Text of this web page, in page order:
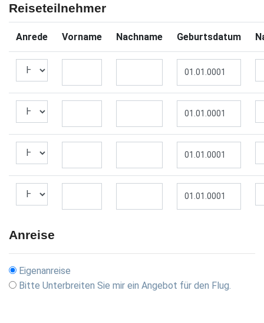
Reiseteilnehmer
Anrede Vorname Nachname Geburtsdatum
Anreise
Eigenanreise
Bitte Unterbreiten Sie mir ein Angebot für den Flug.